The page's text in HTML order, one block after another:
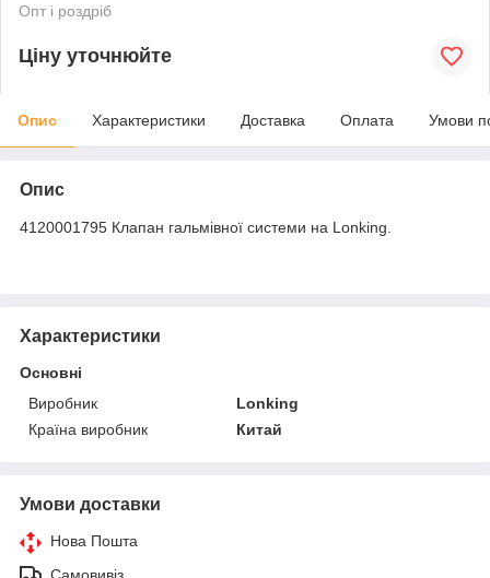
Опт і роздріб
Ціну уточнюйте
Опис Характеристики Доставка Оплата Умови
Опис
4120001795 Клапан гальмівної системи на Lonking.
Характеристики
Основні
Виробник
Lonking
Країна виробник
Китай
Умови доставки
Нова Пошта
Самовивіз